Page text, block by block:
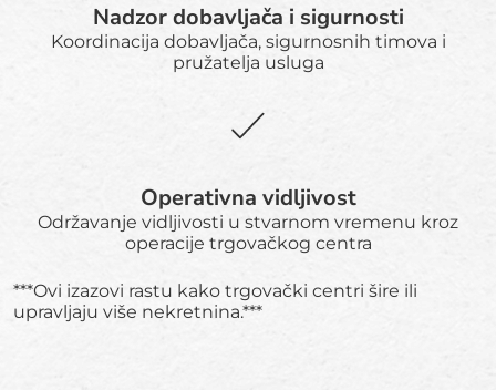
Nadzor dobavljača i sigurnosti
Koordinacija dobavljača, sigurnosnih timova i
pružatelja usluga
Operativna vidljivost
Održavanje vidljivosti u stvarnom vremenu kroz
operacije trgovačkog centra
***Ovi izazovi rastu kako trgovački centri šire ili
upravljaju više nekretnina.***